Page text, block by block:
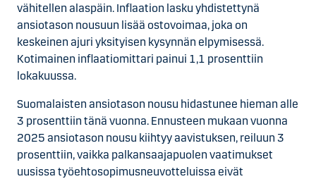
vähitellen alaspäin. Inflaation lasku yhdistettynä
ansiotason nousuun lisää ostovoimaa, joka on
keskeinen ajuri yksityisen kysynnän elpymisessä.
Kotimainen inflaatiomittari painui 1,1 prosenttiin
lokakuussa.
Suomalaisten ansiotason nousu hidastunee hieman alle
3 prosenttiin tänä vuonna. Ennusteen mukaan vuonna
2025 ansiotason nousu kiihtyy aavistuksen, reiluun 3
prosenttiin, vaikka palkansaajapuolen vaatimukset
uusissa työehtosopimusneuvotteluissa eivät